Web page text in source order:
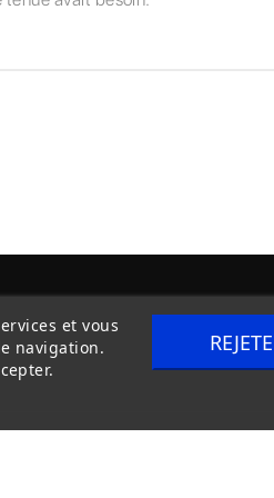
Livraison
et vous
navigation.